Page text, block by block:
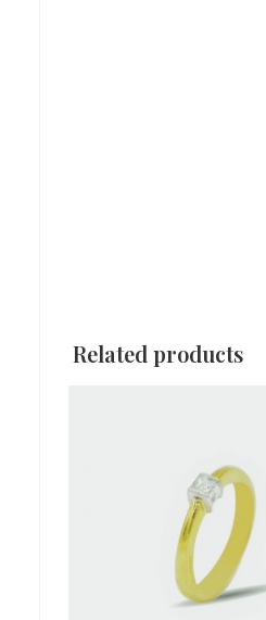
Related products